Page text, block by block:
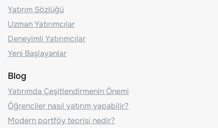
Yatırım Sözlüğü
Uzman Yatırımcılar
Deneyimli Yatırımcılar
Yeni Başlayanlar
Blog
Yatırımda Çeşitlendirmenin Önemi
Öğrenciler nasıl yatırım yapabilir?
Modern portföy teorisi nedir?